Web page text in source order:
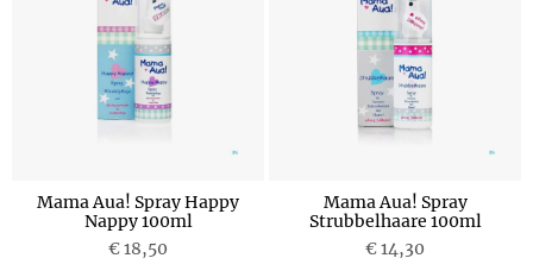
Mama Aua! Spray Happy
Nappy 100ml
€ 18,50
Mama Aua! Spray
Strubbelhaare 100ml
€ 14,30